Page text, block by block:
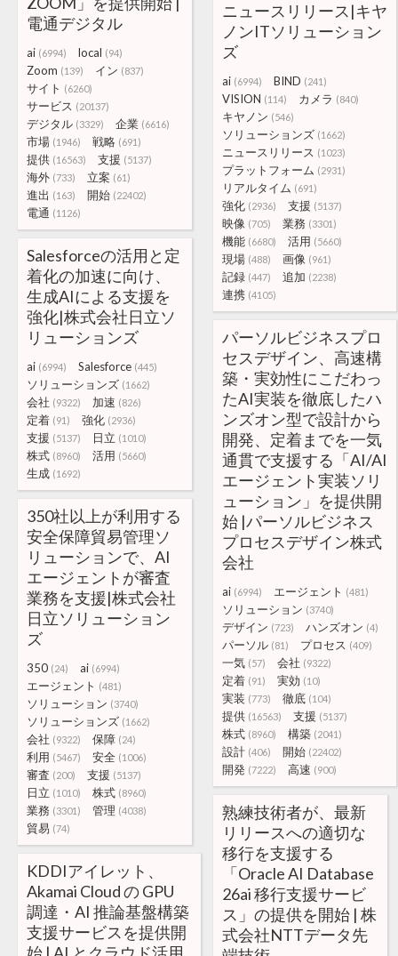
ニュースリリース|キヤ
ノンITソリューション
ズ
ai (6994) BIND (241)
VISION (114) カメラ (840)
キヤノン (546)
ソリューションズ (1662)
ニュースリリース (1023)
プラットフォーム (2931)
リアルタイム (691)
強化 (2936) 支援 (5137)
映像 (705) 業務 (3301)
機能 (6680) 活用 (5660)
現場 (488) 画像 (961)
記録 (447) 追加 (2238)
連携 (4105)
電通デジタル
ai (6994) local (94)
Zoom (139) イン (837)
サイト (6260)
サービス (20137)
デジタル (3329) 企業 (6616)
市場 (1946) 戦略 (691)
提供 (16563) 支援 (5137)
海外 (733) 立案 (61)
進出 (163) 開始 (22402)
電通 (1126)
Salesforceの活用と定
着化の加速に向け、
生成AIによる支援を
強化|株式会社日立ソ
リューションズ
ai (6994) Salesforce (445)
ソリューションズ (1662)
会社 (9322) 加速 (826)
定着 (91) 強化 (2936)
支援 (5137) 日立 (1010)
株式 (8960) 活用 (5660)
生成 (1692)
パーソルビジネスプロ
セスデザイン、高速構
築・実効性にこだわっ
たAI実装を徹底したハ
ンズオン型で設計から
開発、定着までを一気
通貫で支援する「AI/AI
エージェント実装ソリ
ューション」を提供開
始 |パーソルビジネス
プロセスデザイン株式
会社
ai (6994) エージェント (481)
ソリューション (3740)
デザイン (723) ハンズオン (4)
パーソル (81) プロセス (409)
一気 (57) 会社 (9322)
定着 (91) 実効 (10)
実装 (773) 徹底 (104)
提供 (16563) 支援 (5137)
株式 (8960) 構築 (2041)
設計 (406) 開始 (22402)
開発 (7222) 高速 (900)
350社以上が利用する
安全保障貿易管理ソ
リューションで、AI
エージェントが審査
業務を支援|株式会社
日立ソリューション
ズ
350 (24) ai (6994)
エージェント (481)
ソリューション (3740)
ソリューションズ (1662)
会社 (9322) 保障 (24)
利用 (5467) 安全 (1006)
審査 (200) 支援 (5137)
日立 (1010) 株式 (8960)
業務 (3301) 管理 (4038)
貿易 (74)
熟練技術者が、最新
リリースへの適切な
移行を支援する
「Oracle AI Database
26ai 移行支援サービ
ス」の提供を開始 | 株
式会社NTTデータ先
KDDIアイレット、
Akamai Cloud の GPU
調達・AI 推論基盤構築
支援サービスを提供開